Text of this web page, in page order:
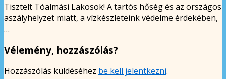
Tisztelt Tóalmási Lakosok! A tartós hőség és az országos
aszályhelyzet miatt, a vízkészleteink védelme érdekében,
…
Vélemény, hozzászólás?
Hozzászólás küldéséhez be kell jelentkezni.